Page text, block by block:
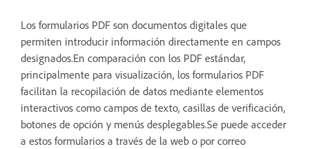
Los formularios PDF son documentos digitales que
permiten introducir información directamente en campos
designados.En comparación con los PDF estándar,
principalmente para visualización, los formularios PDF
facilitan la recopilación de datos mediante elementos
interactivos como campos de texto, casillas de verificación,
botones de opción y menús desplegables.Se puede acceder
a estos formularios a través de la web o por correo